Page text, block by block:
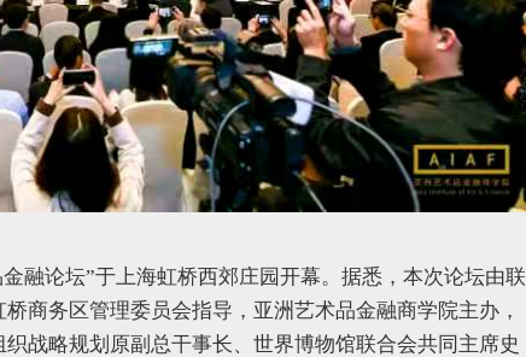
融论坛”于上海虹桥西郊庄园开幕。据悉，本次论坛由联
商务区管理委员会指导，亚洲艺术品金融商学院主办，
战略规划原副总干事长、世界博物馆联合会共同主席史